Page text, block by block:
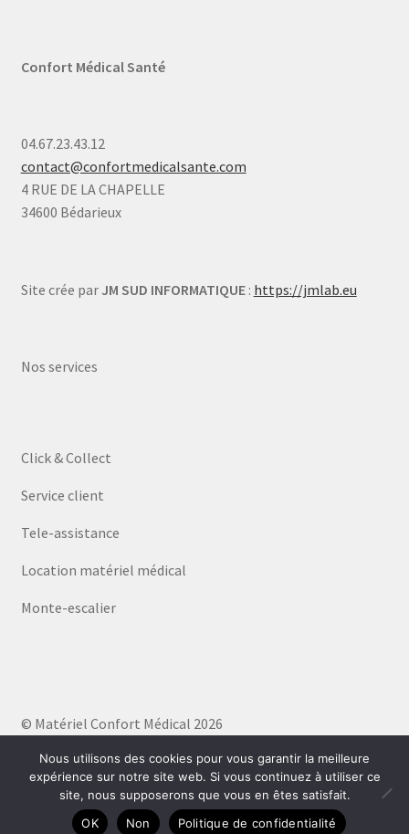
Confort Médical Santé
04.67.23.43.12
contact@confortmedicalsante.com
4 RUE DE LA CHAPELLE
34600 Bédarieux
Site crée par JM SUD INFORMATIQUE: https://jmlab.eu
Nos services
Click & Collect
Service client
Tele-assistance
Location matériel médical
Monte-escalier
© Matériel Confort Médical 2026
Nous utilisons des cookies pour vous garantir la meilleure
expérience sur notre site web. Si vous continuez à utiliser ce
site, nous supposerons que vous en êtes satisfait.
OK
Non Politique de confidentialité